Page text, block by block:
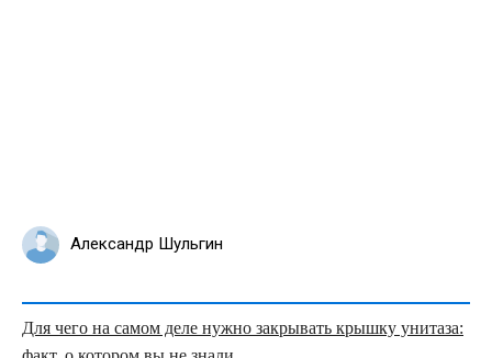
Александр Шульгин
Для чего на самом деле нужно закрывать крышку унитаза: